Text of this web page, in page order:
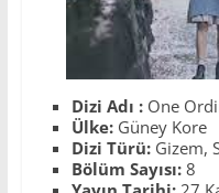
Dizi Adı :One
Ülke:Güney Kore
Dizi Türü: Gizem,
Bölüm Sayısı:8